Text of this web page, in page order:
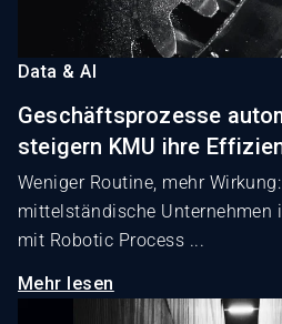
Data & AI
Geschäftsprozesse
steigern KMU ihre
Weniger Routine, mehr
mittelständische Unternehmen
mit Robotic Process ...
Mehr lesen